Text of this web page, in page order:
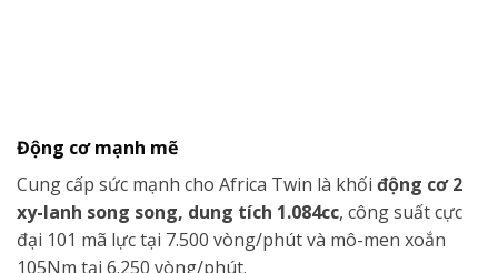
Động cơ mạnh mẽ
Cung cấp sức mạnh cho Africa Twin là khối động cơ 2
xy-lanh song song, dung tích 1.084cc, công suất cực
đại 101 mã lực tại 7.500 vòng/phút và mô-men xoắn
105Nm tại 6.250 vòng/phút.